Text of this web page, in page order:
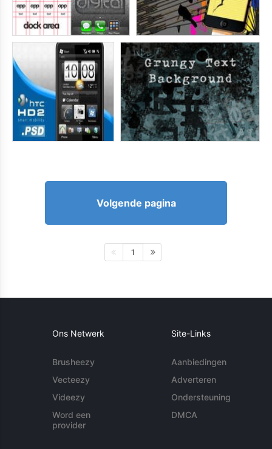
Volgende pagina
1
Ons Netwerk
Brusheezy
Vecteezy
Videezy
Word een
provider
Site-Links
Aanbiedingen
Adverteren
Ondersteuning
DMCA